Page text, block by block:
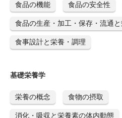
食品の機能 食品の安全性
食品の生産・加工・保存・流通
食事設計と栄養・調理
基礎栄養学
栄養の概念 食物の摂取
消化・吸収と栄養素の体内動態